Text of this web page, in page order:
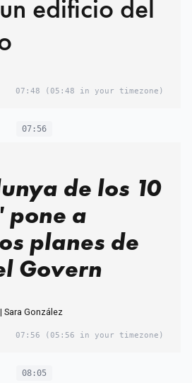
edificio del
07:48 (05:48 in your timezone)
07:56
de los 10
pone a
planes de
Govern
Sara González
07:56 (05:56 in your timezone)
08:05